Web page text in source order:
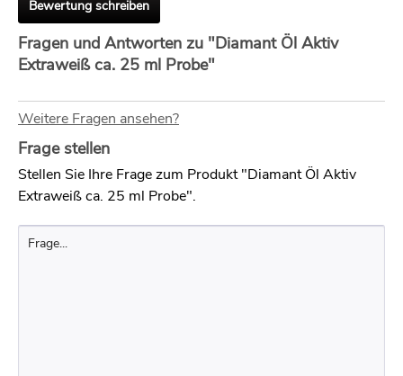
Bewertung schreiben
Fragen und Antworten zu "Diamant Öl Aktiv
Extraweiß ca. 25 ml Probe"
Weitere Fragen ansehen?
Frage stellen
Stellen Sie Ihre Frage zum Produkt "Diamant Öl Aktiv
Extraweiß ca. 25 ml Probe".